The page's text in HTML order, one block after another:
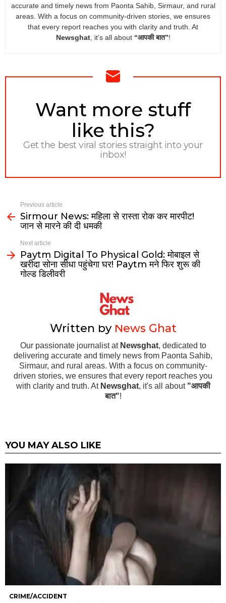
accurate and timely news from Paonta Sahib, Sirmaur, and rural
areas. With a focus on community-driven stories, we ensures
that every report reaches you with clarity and truth. At
Newsghat, it’s all about “आपकी बात”!
NEWSLETTER
Want more stuff
like this?
Get the best viral stories straight into your
inbox!
Previous article
Sirmour News: महिला से रास्ता रोक कर मारपीट!
जान से मारने की दी धमकी
Next article
Paytm Digital To Physical Gold: मोबाइल से
खरीदा सोना सीधा पहुंचेगा घर! Paytm मने फिर शुरू की
गोल्ड डिलीवरी
Written by News Ghat
Our passionate journalist at Newsghat, dedicated to
delivering accurate and timely news from Paonta Sahib,
Sirmaur, and rural areas. With a focus on community-
driven stories, we ensures that every report reaches you
with clarity and truth. At Newsghat, it's all about "आपकी
बात"!
YOU MAY ALSO LIKE
CRIME/ACCIDENT